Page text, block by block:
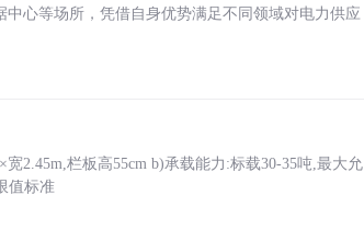
心等场所，凭借自身优势满足不同领域对电力供应
2.45m,栏板高55cm b)承载能力:标载30-35吨,最大允
值标准